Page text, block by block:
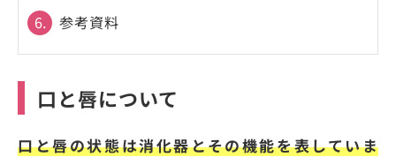
6. 参考資料
口と唇について
口と唇の状態は消化器とその機能を表していま